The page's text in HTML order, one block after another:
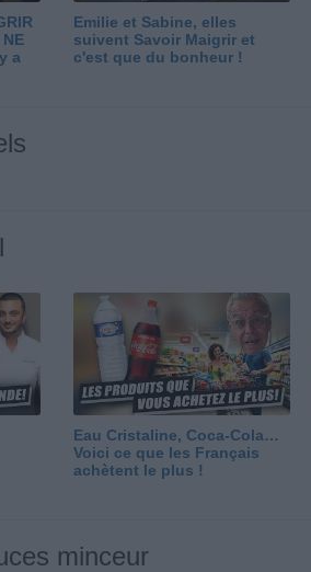
a
Emilie et Sabine, elles
suivent Savoir Maigrir et
c'est que du bonheur !
Eau Cristaline, Coca-Cola…
Voici ce que les Français
achètent le plus !
minceur